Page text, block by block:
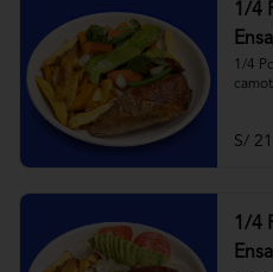
1/4
1/4
S/
1/4